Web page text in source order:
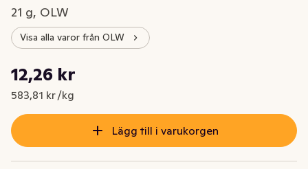
21 g, OLW
Visa alla varor från OLW
Nuvarande pris är: 12,26 kr
12,26 kr
583,81 kr /kg
Styckpris: 583,81 kr /kg
Lägg till i varukorgen